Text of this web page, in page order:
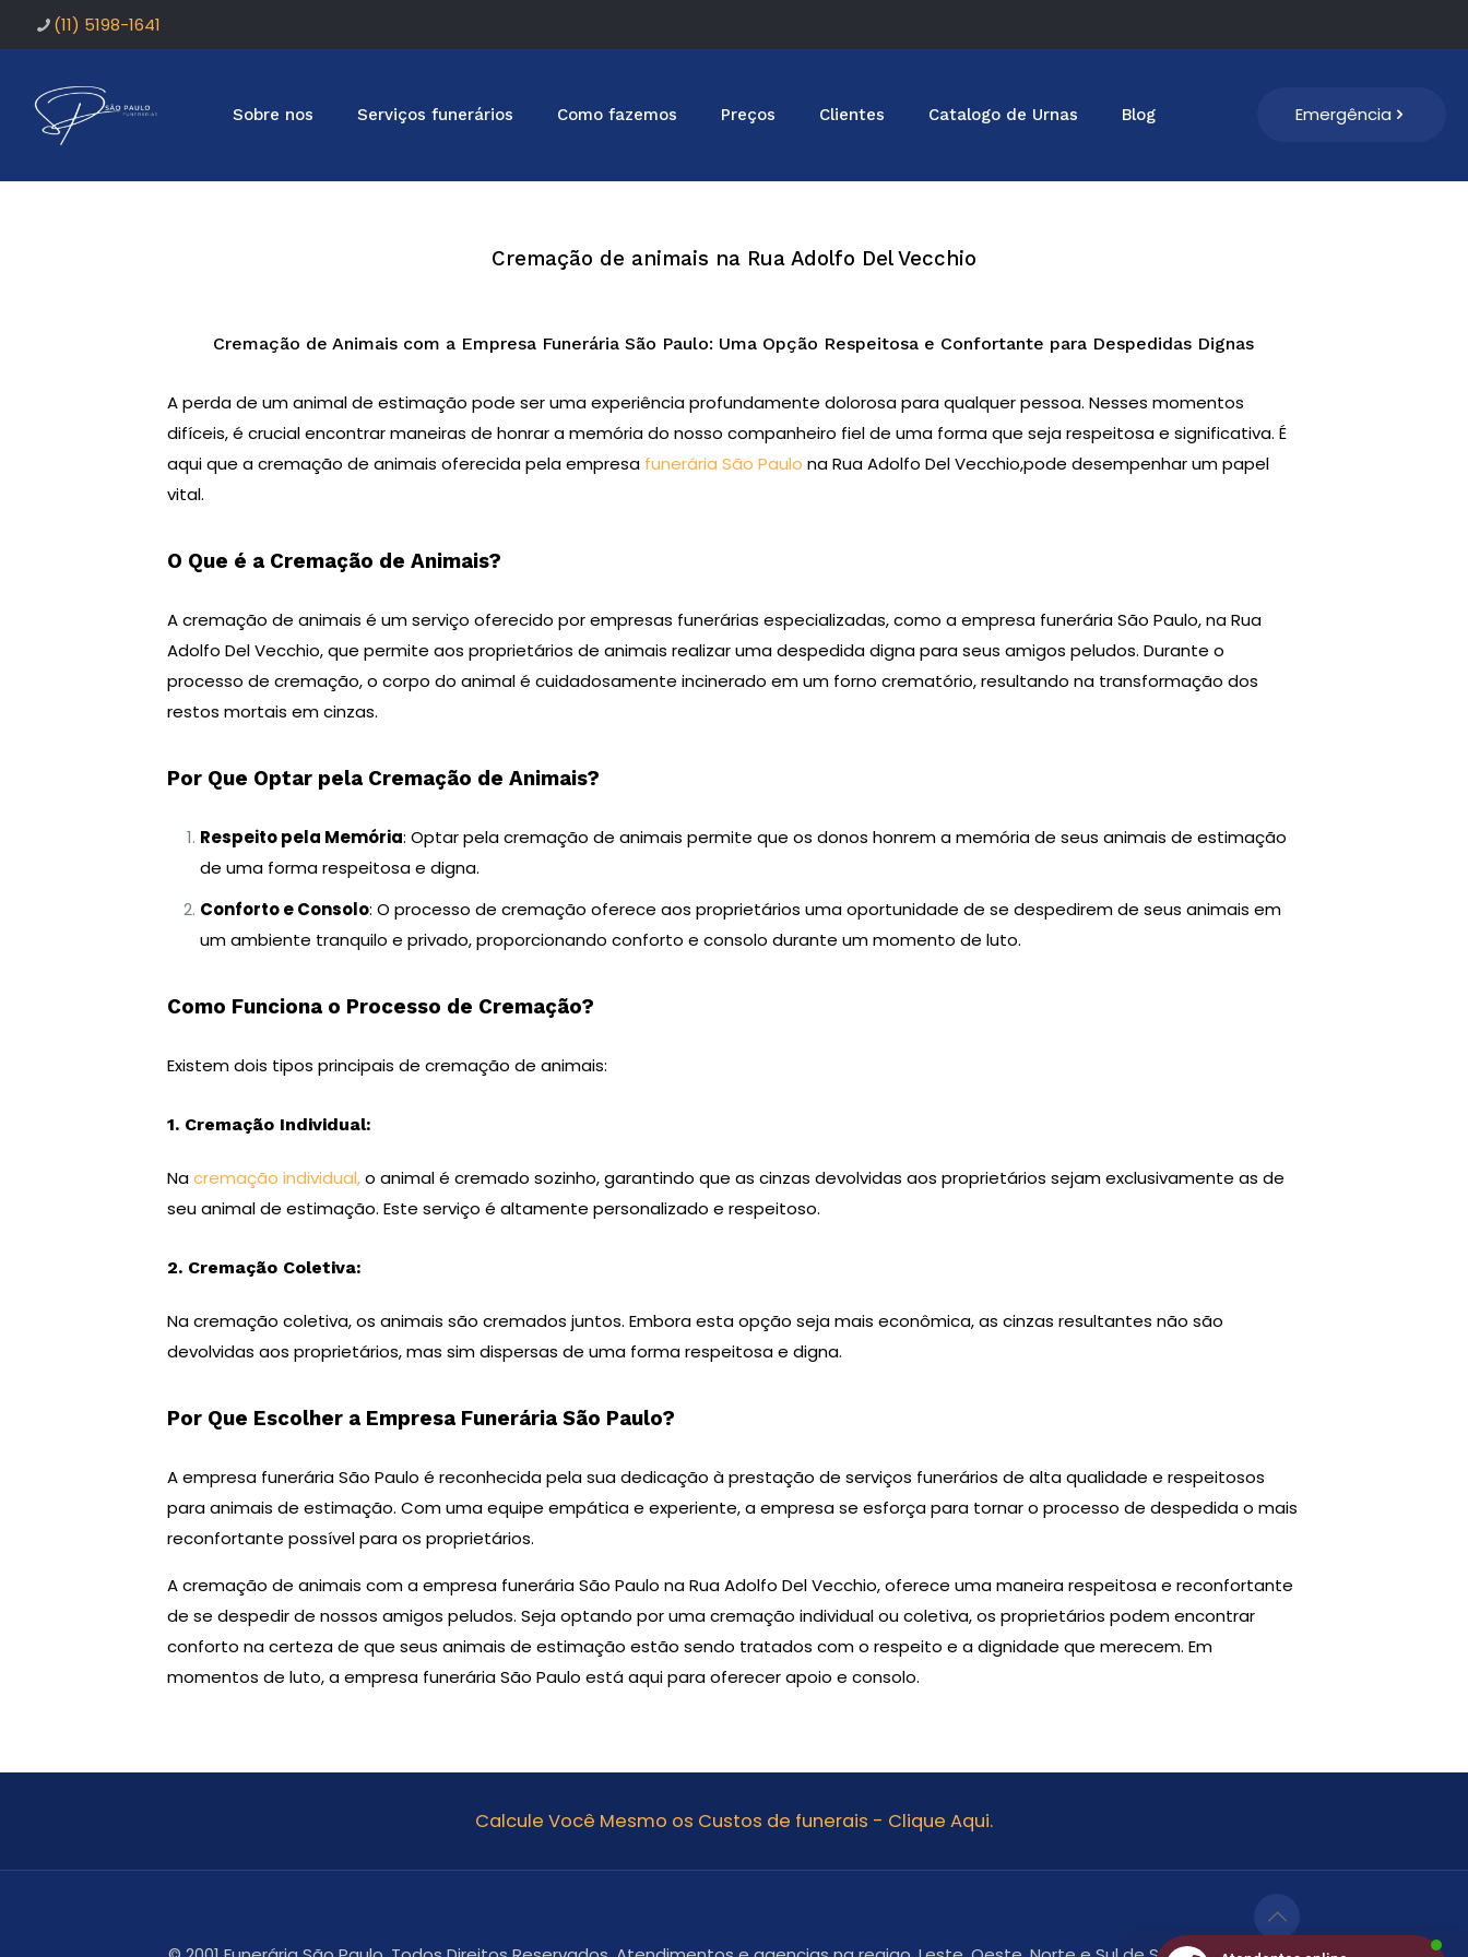
(11) 5198-1641
Sobre nos Serviços funerários Como fazemos Preços Clientes Catalogo de Urnas Blog Emergência
Cremação de animais na Rua Adolfo Del Vecchio
Cremação de Animais com a Empresa Funerária São Paulo: Uma Opção Respeitosa e Confortante para Despedidas Dignas
A perda de um animal de estimação pode ser uma experiência profundamente dolorosa para qualquer pessoa. Nesses momentos
difíceis, é crucial encontrar maneiras de honrar a memória do nosso companheiro fiel de uma forma que seja respeitosa e significativa. É
aqui que a cremação de animais oferecida pela empresa funerária São Paulo na Rua Adolfo Del Vecchio,pode desempenhar um papel
vital.
O Que é a Cremação de Animais?
A cremação de animais é um serviço oferecido por empresas funerárias especializadas, como a empresa funerária São Paulo, na Rua
Adolfo Del Vecchio, que permite aos proprietários de animais realizar uma despedida digna para seus amigos peludos. Durante o
processo de cremação, o corpo do animal é cuidadosamente incinerado em um forno crematório, resultando na transformação dos
restos mortais em cinzas.
Por Que Optar pela Cremação de Animais?
Respeito pela Memória: Optar pela cremação de animais permite que os donos honrem a memória de seus animais de estimação
de uma forma respeitosa e digna.
Conforto e Consolo: O processo de cremação oferece aos proprietários uma oportunidade de se despedirem de seus animais em
um ambiente tranquilo e privado, proporcionando conforto e consolo durante um momento de luto.
Como Funciona o Processo de Cremação?
Existem dois tipos principais de cremação de animais:
1. Cremação Individual:
Nacremação individual,o animal é cremado sozinho, garantindo que as cinzas devolvidas aos proprietários sejam exclusivamente as de
seu animal de estimação. Este serviço é altamente personalizado e respeitoso.
2. Cremação Coletiva:
Na cremação coletiva, os animais são cremados juntos. Embora esta opção seja mais econômica, as cinzas resultantes não são
devolvidas aos proprietários, mas sim dispersas de uma forma respeitosa e digna.
Por Que Escolher a Empresa Funerária São Paulo?
A empresa funerária São Paulo é reconhecida pela sua dedicação à prestação de serviços funerários de alta qualidade e respeitosos
para animais de estimação. Com uma equipe empática e experiente, a empresa se esforça para tornar o processo de despedida o mais
reconfortante possível para os proprietários.
A cremação de animais com a empresa funerária São Paulo na Rua Adolfo Del Vecchio, oferece uma maneira respeitosa e reconfortante
de se despedir de nossos amigos peludos. Seja optando por uma cremação individual ou coletiva, os proprietários podem encontrar
conforto na certeza de que seus animais de estimação estão sendo tratados com o respeito e a dignidade que merecem. Em
momentos de luto, a empresa funerária São Paulo está aqui para oferecer apoio e consolo.
Calcule Você Mesmo os Custos de funerais - Clique Aqui.